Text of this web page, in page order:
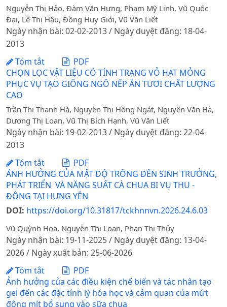
Nguyễn Thị Hảo, Đàm Văn Hưng, Phạm Mỹ Linh, Vũ Quốc
Đại, Lê Thị Hậu, Đồng Huy Giới, Vũ Văn Liết
Ngày nhận bài: 02-02-2013 / Ngày duyệt đăng: 18-04-
2013
Tóm tắt
PDF
CHỌN LỌC VẬT LIỆU CÓ TÍNH TRẠNG VỎ HẠT MỎNG
PHỤC VỤ TẠO GIỐNG NGÔ NẾP ĂN TƯƠI CHẤT LƯỢNG
CAO
Trần Thị Thanh Hà, Nguyễn Thị Hồng Ngát, Nguyễn Văn Hà,
Dương Thị Loan, Vũ Thị Bích Hạnh, Vũ Văn Liết
Ngày nhận bài: 19-02-2013 / Ngày duyệt đăng: 22-04-
2013
Tóm tắt
PDF
ẢNH HƯỞNG CỦA MẬT ĐỘ TRỒNG ĐẾN SINH TRƯỞNG,
PHÁT TRIỂN VÀ NĂNG SUẤT CÀ CHUA BI VỤ THU -
ĐÔNG TẠI HƯNG YÊN
DOI: https://doi.org/10.31817/tckhnnvn.2026.24.6.03
Vũ Quỳnh Hoa, Nguyễn Thị Loan, Phan Thị Thủy
Ngày nhận bài: 19-11-2025 / Ngày duyệt đăng: 13-04-
2026 / Ngày xuất bản: 25-06-2026
Tóm tắt
PDF
Ảnh hưởng của các điều kiện chế biến và tác nhân tạo
gel đến các đặc tính lý hóa học và cảm quan của mứt
đông mít bổ sung vào sữa chua